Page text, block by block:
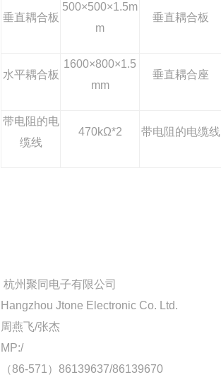
垂直耦合板
500×500×1.5m
m
垂直耦合板
水平耦合板
1600×800×1.5
mm
垂直耦合座
带电阻的电
缆线
470kΩ*2 带电阻的电缆线
杭州聚同电子有限公司
Hangzhou Jtone Electronic Co. Ltd.
周燕飞/张杰
MP:/
（86-571）86139637/86139670